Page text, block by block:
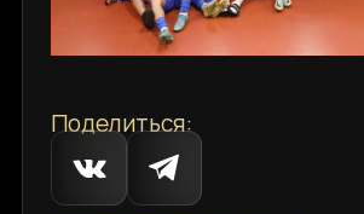
Поделиться: